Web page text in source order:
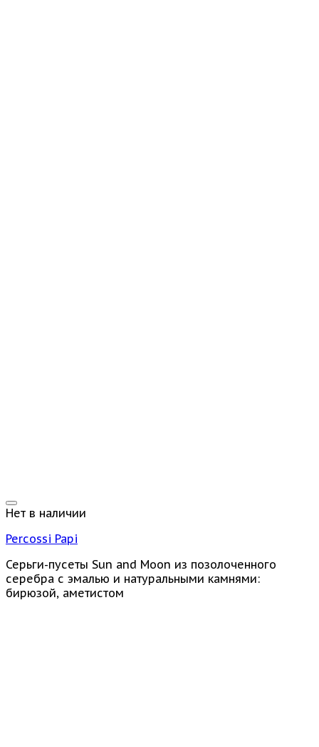
Нет в наличии
Percossi Papi
Серьги-пусеты Sun and Moon из позолоченного
серебра с эмалью и натуральными камнями:
бирюзой, аметистом